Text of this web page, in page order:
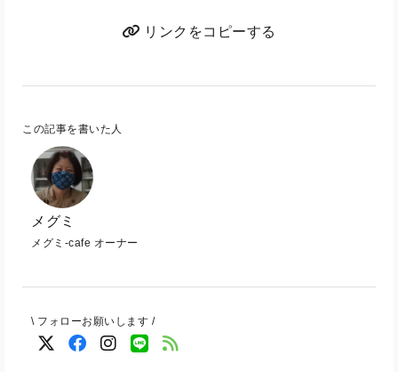
リンクをコピーする
この記事を書いた人
メグミ
メグミ-cafe オーナー
\ フォローお願いします /